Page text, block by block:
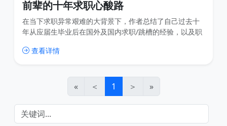
前辈的十年求职心酸路
在当下求职异常艰难的大背景下，作者总结了自己过去十
年从应届生毕业后在国外及国内求职/跳槽的经验，以及职
的恶心公司、不负责的HR 、没意义的面试、参差不齐的猎
查看详情
« ＜ 1 ＞ »